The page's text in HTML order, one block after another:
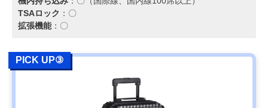
TSAロック ：〇
拡張機能：〇
PICK UP③